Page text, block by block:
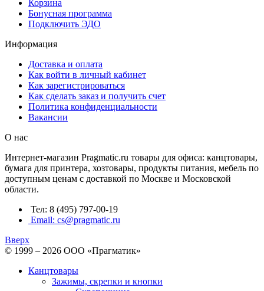
Корзина
Бонусная программа
Подключить ЭДО
Информация
Доставка и оплата
Как войти в личный кабинет
Как зарегистрироваться
Как сделать заказ и получить счет
Политика конфиденциальности
Вакансии
О нас
Интернет-магазин Pragmatic.ru товары для офиса: канцтовары,
бумага для принтера, хозтовары, продукты питания, мебель по
доступным ценам с доставкой по Москве и Московской
области.
Тел: 8 (495) 797-00-19
Email: cs@pragmatic.ru
Вверх
© 1999 – 2026 ООО «Прагматик»
Канцтовары
Зажимы, скрепки и кнопки